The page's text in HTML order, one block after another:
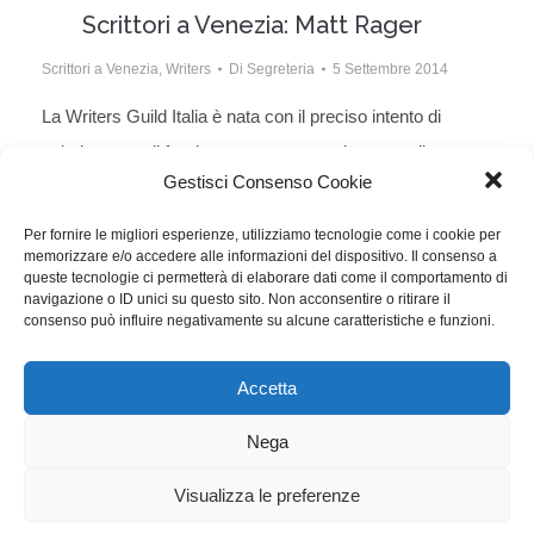
Gestisci Consenso Cookie
Per fornire le migliori esperienze, utilizziamo tecnologie come i cookie per
memorizzare e/o accedere alle informazioni del dispositivo. Il consenso a
queste tecnologie ci permetterà di elaborare dati come il comportamento di
navigazione o ID unici su questo sito. Non acconsentire o ritirare il
consenso può influire negativamente su alcune caratteristiche e funzioni.
Accetta
Nega
Visualizza le preferenze
Scrittori a Venezia: Matt Rager
Scrittori a Venezia Writers Di Segreteria 5 Settembre 2014
La Writers Guild Italia è nata con il preciso intento di
valorizzare e di far rispettare, sotto ogni aspetto, il
lavoro professionale degli sceneggiatori e quindi
SCRITTO DA, sotto l’egida di WRITTEN BY, la
prestigiosa rivista della WGAw, raccoglie e diffonde la
voce degli sceneggiatori italiani, per tentare…
+39 347 2461036
WGItalia